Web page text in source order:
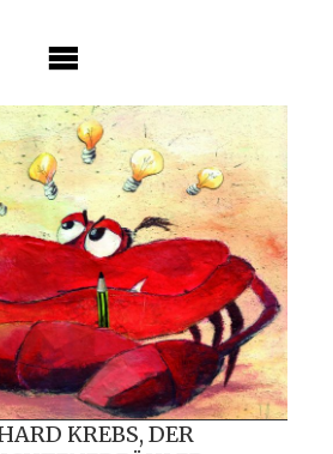
KREBS, DER